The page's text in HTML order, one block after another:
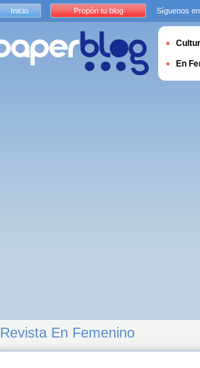
Revista En Femenino
Inicio Propón tu blog Síguenos en
En